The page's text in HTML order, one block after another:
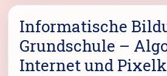
Informatische
Grundschule –
Internet und